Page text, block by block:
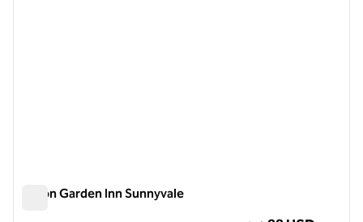
Hilton Garden Inn Sunnyvale